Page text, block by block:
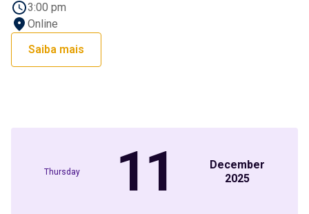
3:00 pm
Online
Saiba mais
Thursday 11
December
2025